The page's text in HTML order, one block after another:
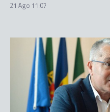
21 Ago 11:07